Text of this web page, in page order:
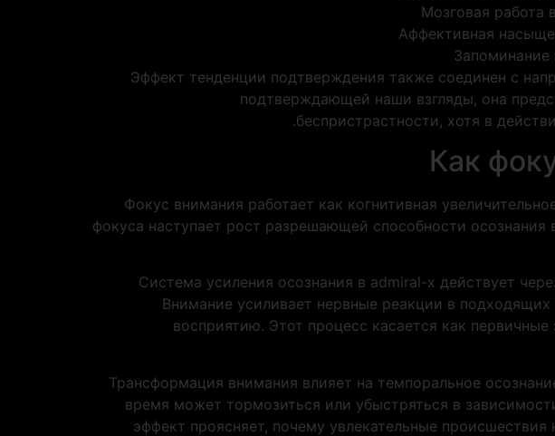
Мозговая работа
Аффективная
Запоминание
Эффект тенденции подтверждения также соединен с
подтверждающей наши взгляды, она
беспристрастности, хотя в
Как
Фокус внимания работает как когнитивная
фокуса наступает рост разрешающей способности
Система усиления осознания в admiral-x действует
Внимание усиливает нервные реакции в
восприятию. Этот процесс касается как
Трансформация внимания влияет на темпоральное
время может тормозиться или убыстряться в
эффект проясняет, почему увлекательные